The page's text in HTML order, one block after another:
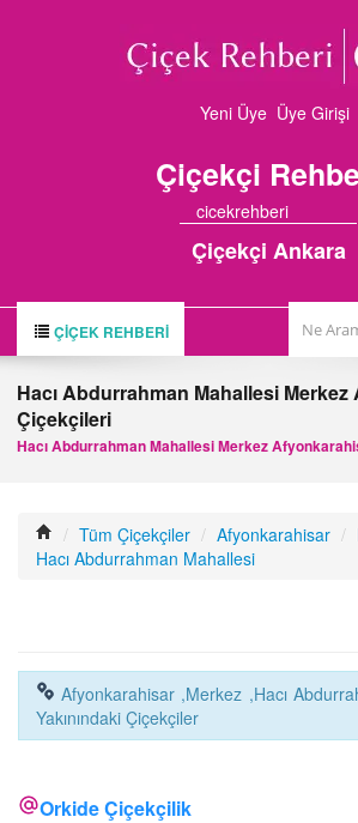
Yeni Üye Üye Girişi
Çiçekçi
cicekrehberi
Çiçekçi Ankara
ÇIÇEK REHBERI
ÇİÇEKÇİLER
İLETİŞİM
Hacı Abdurrahman Mahallesi
Çiçekçileri
Hacı Abdurrahman Mahallesi Merkez
/ Tüm Çiçekçiler / Afyonkarahisar /
Hacı Abdurrahman Mahallesi
Afyonkarahisar ,Merkez ,Hacı
Yakınındaki Çiçekçiler
Orkide Çiçekçilik